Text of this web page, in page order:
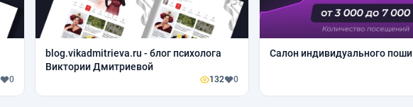
0
blog.vikadmitrieva.ru - блог психолога
Виктории Дмитриевой
132 0
Салон индивидуального